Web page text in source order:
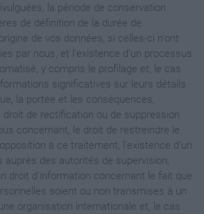
la période de conservation
de définition de la durée de
de vos données, si celles-ci n'ont
par nous, et l'existence d'un processus
y compris le profilage et, le cas
significatives sur leurs détails
la portée et les conséquences,
droit de rectification ou de suppression
concernant, le droit de restreindre le
à ce traitement, l'existence d'un
auprès des autorités de supervision;
droit d'information concernant le fait que
soient ou non transmises à un
organisation internationale et, le cas